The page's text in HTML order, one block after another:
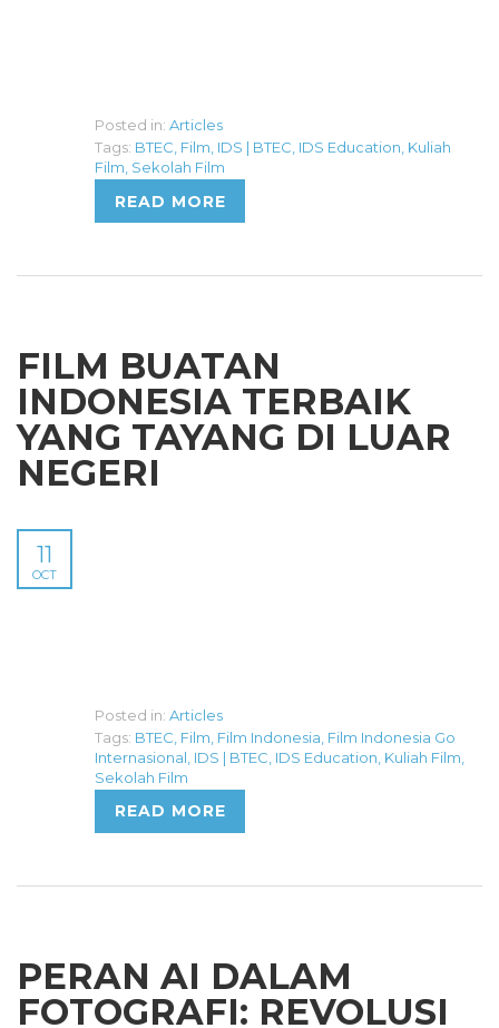
Posted in: Articles
Tags: BTEC, Film, IDS | BTEC, IDS Education, Kuliah
Film, Sekolah Film
READ MORE
FILM BUATAN
INDONESIA TERBAIK
YANG TAYANG DI LUAR
NEGERI
11
OCT
Posted in: Articles
Tags: BTEC Film Film Indonesia Film Indonesia Go
Internasional IDS | BTEC IDS Education Kuliah Film
Sekolah Film
READ MORE
PERAN AI DALAM
FOTOGRAFI: REVOLUSI